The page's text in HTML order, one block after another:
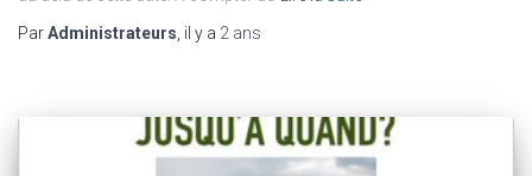
ParAdministrateurs , il y a 2 ans